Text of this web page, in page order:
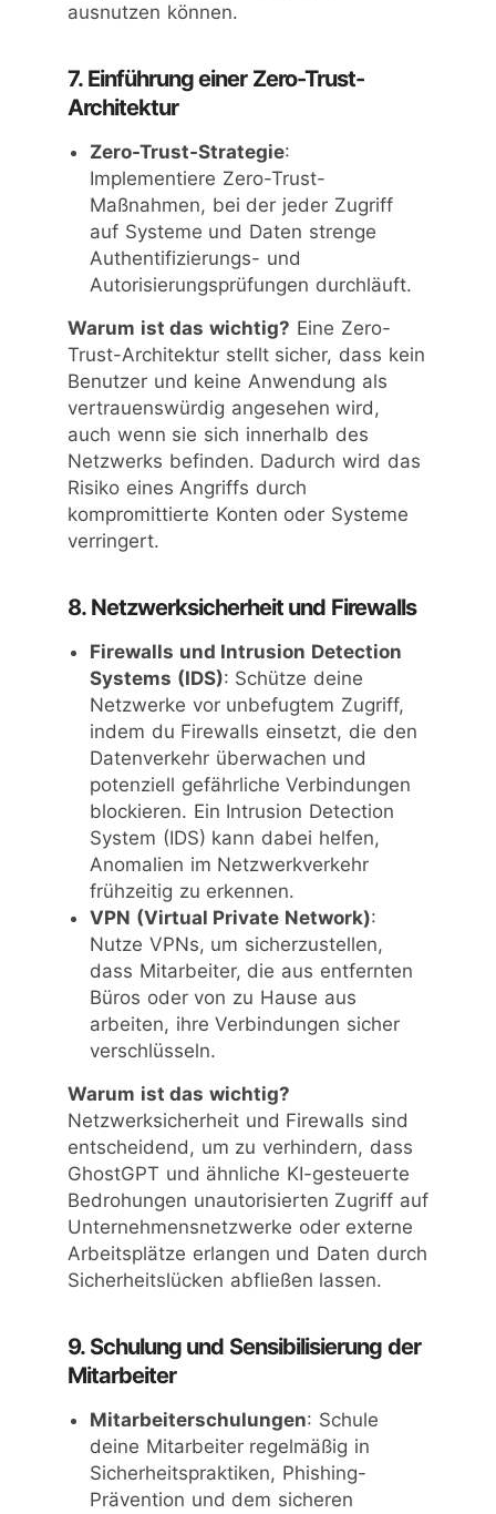
ausnutzen können.
7. Einführung einer Zero-Trust-
Architektur
Zero-Trust-Strategie:
Implementiere Zero-Trust-
Maßnahmen, bei der jeder Zugriff
auf Systeme und Daten strenge
Authentifizierungs- und
Autorisierungsprüfungen durchläuft.
Warum ist das wichtig? Eine Zero-
Trust-Architektur stellt sicher, dass kein
Benutzer und keine Anwendung als
vertrauenswürdig angesehen wird,
auch wenn sie sich innerhalb des
Netzwerks befinden. Dadurch wird das
Risiko eines Angriffs durch
kompromittierte Konten oder Systeme
verringert.
8. Netzwerksicherheit und Firewalls
Firewalls und Intrusion Detection
Systems (IDS): Schütze deine
Netzwerke vor unbefugtem Zugriff,
indem du Firewalls einsetzt, die den
Datenverkehr überwachen und
potenziell gefährliche Verbindungen
blockieren. Ein Intrusion Detection
System (IDS) kann dabei helfen,
Anomalien im Netzwerkverkehr
frühzeitig zu erkennen.
VPN (Virtual Private Network):
Nutze VPNs, um sicherzustellen,
dass Mitarbeiter, die aus entfernten
Büros oder von zu Hause aus
arbeiten, ihre Verbindungen sicher
verschlüsseln.
Warum ist das wichtig?
Netzwerksicherheit und Firewalls sind
entscheidend, um zu verhindern, dass
GhostGPT und ähnliche KI-gesteuerte
Bedrohungen unautorisierten Zugriff auf
Unternehmensnetzwerke oder externe
Arbeitsplätze erlangen und Daten durch
Sicherheitslücken abfließen lassen.
9. Schulung und Sensibilisierung der
Mitarbeiter
Mitarbeiterschulungen: Schule
deine Mitarbeiter regelmäßig in
Sicherheitspraktiken, Phishing-
Prävention und dem sicheren